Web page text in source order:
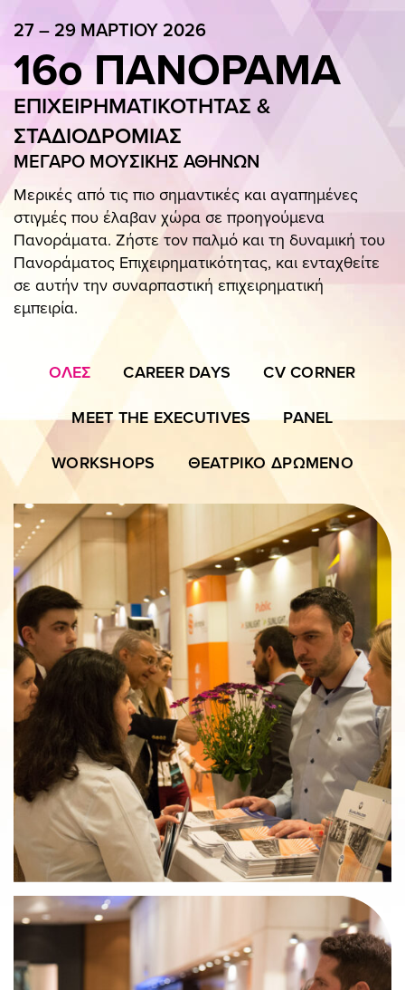
GALLERY
ΠΑΝΟΡΑΜΑ APP
ΓΙΑ ΕΠΙΧΕΙΡΗΣΕΙΣ
ΣΥΜΜΕΤΟΧΗ ΕΠΙΧΕΙΡΗΣΗΣ
16ο ΠΑΝΟΡΑΜΑ
ΕΠΙΧΕΙΡΗΜΑΤΙΚΟΤΗΤΑΣ &
ΜΕΓΑΡΟ ΜΟΥΣΙΚΗΣ ΑΘΗΝΩΝ
ΠΑΡ 13:00 – 20:15 / ΣΑΒ 11:30 – 19:00 / ΚΥΡ 11:30 – 20:00
27 – 29 ΜΑΡΤΙΟΥ 2026
16ο ΠΑΝΟΡΑΜΑ
ΕΠΙΧΕΙΡΗΜΑΤΙΚΟΤΗΤΑΣ &
ΣΤΑΔΙΟΔΡΟΜΙΑΣ
ΜΕΓΑΡΟ ΜΟΥΣΙΚΗΣ ΑΘΗΝΩΝ
Μερικές από τις πιο σημαντικές και αγαπημένες
στιγμές που έλαβαν χώρα σε προηγούμενα
Πανοράματα. Ζήστε τον παλμό και τη δυναμική του
Πανοράματος Επιχειρηματικότητας, και ενταχθείτε
σε αυτήν την συναρπαστική επιχειρηματική
εμπειρία.
ΟΛΕΣ CAREER DAYS CV CORNER
MEET THE EXECUTIVES PANEL
WORKSHOPS ΘΕΑΤΡΙΚΟ ΔΡΩΜΕΝΟ